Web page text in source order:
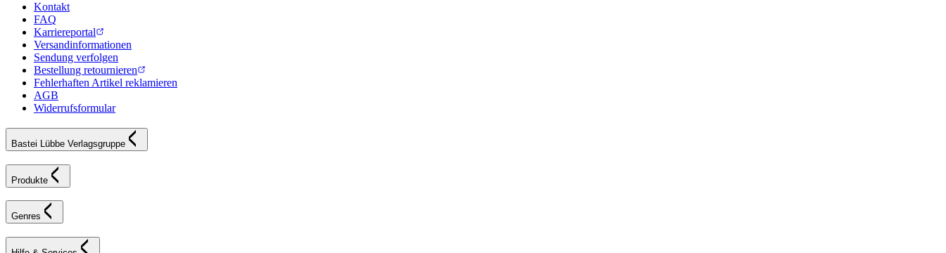
Kontakt
FAQ
Karriereportal
Versandinformationen
Sendung verfolgen
Bestellung retournieren
Fehlerhaften Artikel reklamieren
AGB
Widerrufsformular
Bastei Lübbe Verlagsgruppe
Produkte
Genres